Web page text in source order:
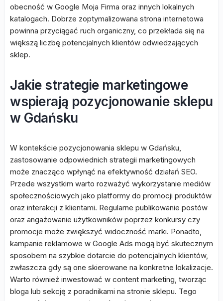
obecność w Google Moja Firma oraz innych lokalnych
katalogach. Dobrze zoptymalizowana strona internetowa
powinna przyciągać ruch organiczny, co przekłada się na
większą liczbę potencjalnych klientów odwiedzających
sklep.
Jakie strategie marketingowe
wspierają pozycjonowanie sklepu
w Gdańsku
W kontekście pozycjonowania sklepu w Gdańsku,
zastosowanie odpowiednich strategii marketingowych
może znacząco wpłynąć na efektywność działań SEO.
Przede wszystkim warto rozważyć wykorzystanie mediów
społecznościowych jako platformy do promocji produktów
oraz interakcji z klientami. Regularne publikowanie postów
oraz angażowanie użytkowników poprzez konkursy czy
promocje może zwiększyć widoczność marki. Ponadto,
kampanie reklamowe w Google Ads mogą być skutecznym
sposobem na szybkie dotarcie do potencjalnych klientów,
zwłaszcza gdy są one skierowane na konkretne lokalizacje.
Warto również inwestować w content marketing, tworząc
bloga lub sekcję z poradnikami na stronie sklepu. Tego